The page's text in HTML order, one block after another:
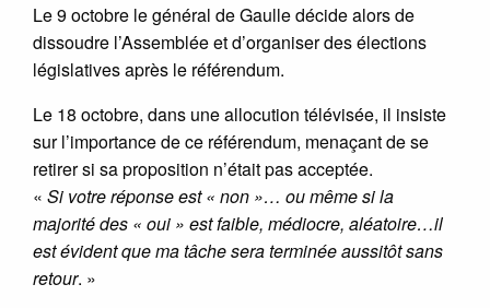
Le 9 octobre le général de Gaulle décide alors de
dissoudre l’Assemblée et d’organiser des élections
législatives après le référendum.
Le 18 octobre, dans une allocution télévisée, il insiste
sur l’importance de ce référendum, menaçant de se
retirer si sa proposition n’était pas acceptée.
« Si votre réponse est « non »… ou même si la
majorité des « oui » est faible, médiocre, aléatoire…il
est évident que ma tâche sera terminée aussitôt sans
retour. »